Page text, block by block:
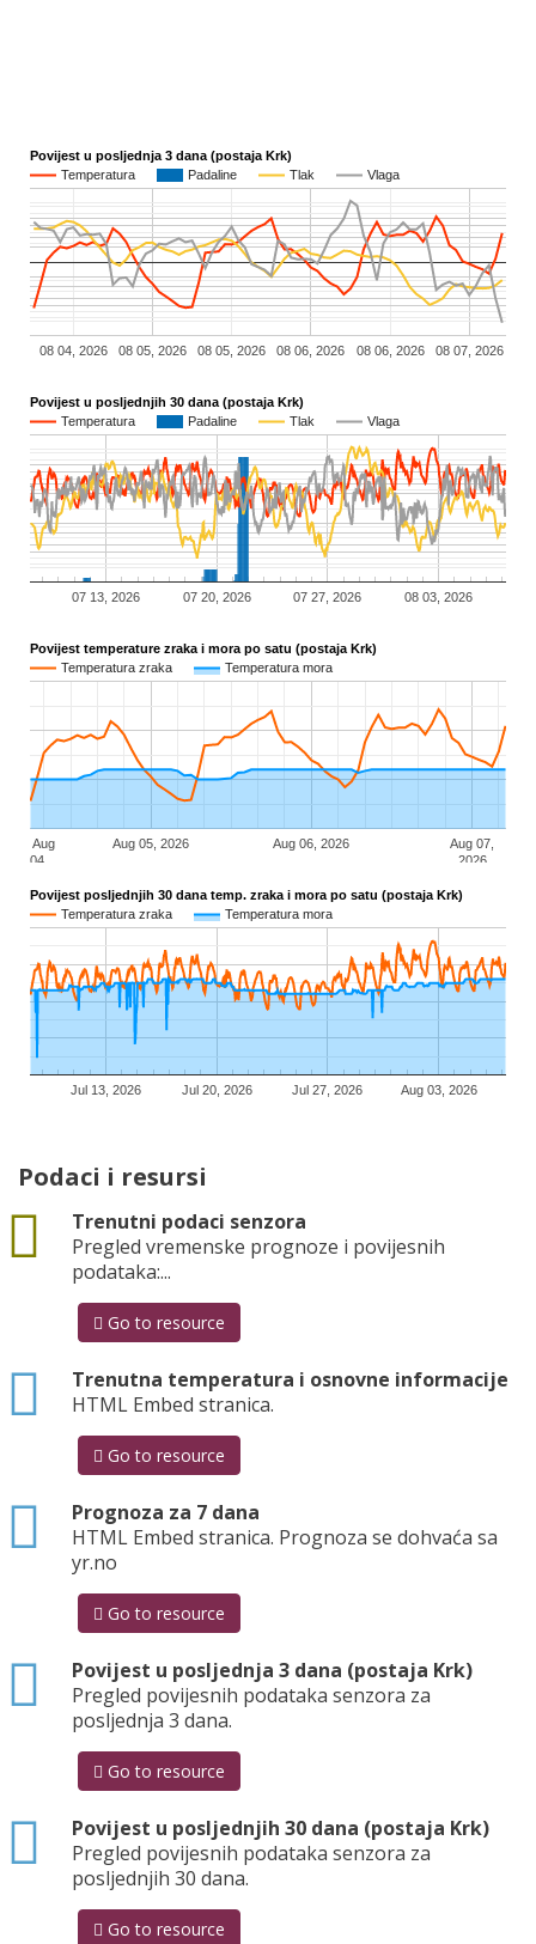
Podaci i resursi
Trenutni podaci senzora
rest
Pregled vremenske prognoze i povijesnih
podataka:...
Go to resource
Trenutna temperatura i osnovne informacije
html
HTML Embed stranica.
Go to resource
Prognoza za 7 dana
html
HTML Embed stranica. Prognoza se dohvaća sa
yr.no
Go to resource
Povijest u posljednja 3 dana (postaja Krk)
html
Pregled povijesnih podataka senzora za
posljednja 3 dana.
Go to resource
Povijest u posljednjih 30 dana (postaja Krk)
html
Pregled povijesnih podataka senzora za
posljednjih 30 dana.
Go to resource